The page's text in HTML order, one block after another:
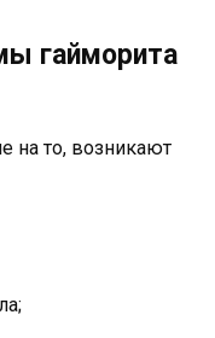
гайморита
на то, возникают